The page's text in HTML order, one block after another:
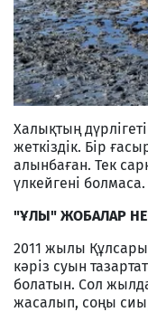
Халықтың
жеткіздік. Бір
алынбаған. Тек
үлкейгені болмаса.
"ҰЛЫ" ЖОБАЛАР
2011 жылы
кәріз суын
болатын. Сол
жасалып, соңы